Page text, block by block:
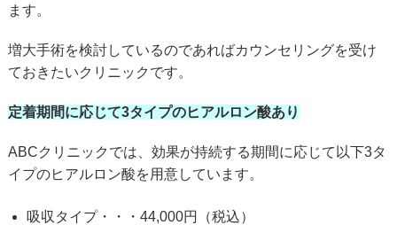
ます。
増大手術を検討しているのであればカウンセリングを受け
ておきたいクリニックです。
定着期間に応じて3タイプのヒアルロン酸あり
ABCクリニックでは、効果が持続する期間に応じて以下3タ
イプのヒアルロン酸を用意しています。
吸収タイプ・・・44,000円（税込）